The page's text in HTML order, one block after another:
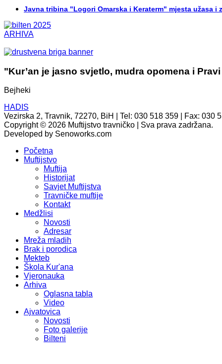
Javna tribina "Logori Omarska i Keraterm" mjesta užasa i
ARHIVA
"Kur’an je jasno svjetlo, mudra opomena i
Bejheki
HADIS
Vezirska 2, Travnik, 72270, BiH | Tel: 030 518 359 | Fax: 030
Copyright © 2026 Muftijstvo travničko | Sva prava zadržana.
Developed by Senoworks.com
Početna
Muftijstvo
Muftija
Historijat
Savjet Muftijstva
Travničke muftije
Kontakt
Medžlisi
Novosti
Adresar
Mreža mladih
Brak i porodica
Mekteb
Škola Kur'ana
Vjeronauka
Arhiva
Oglasna tabla
Video
Ajvatovica
Novosti
Foto galerije
Bilteni